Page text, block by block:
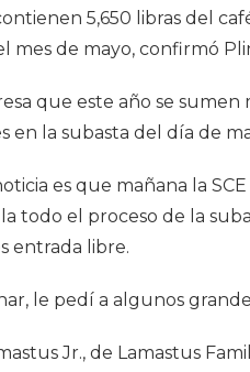
5,650 libras del
mes de mayo, confirmó
que este año se
en la subasta del día de
es que mañana la
todo el proceso de la
entrada libre.
le pedí a algunos
Jr., de Lamastus